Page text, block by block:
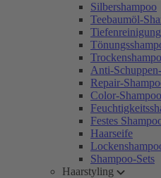
Silbershampoo
Teebaumöl-
Anti-
Repair-
Color-Shampoo
Festes
Haarseife
Shampoo-Sets
Haarstyling